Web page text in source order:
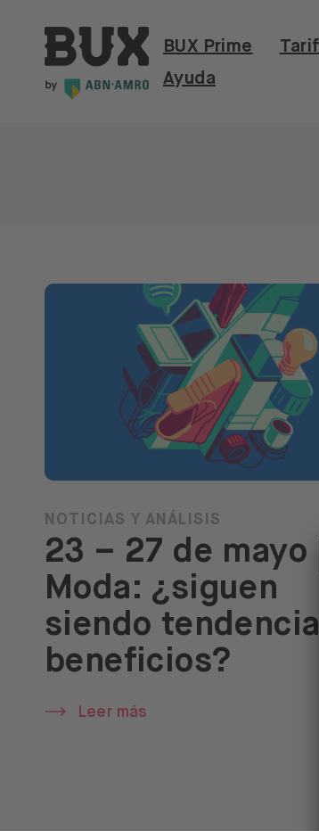
BUX | Haz más con tu
BUX Prime
Ayuda
NOTICIAS Y ANÁLISIS
23 – 27 de mayo |
Moda: ¿siguen
siendo
beneficios?
Leer más